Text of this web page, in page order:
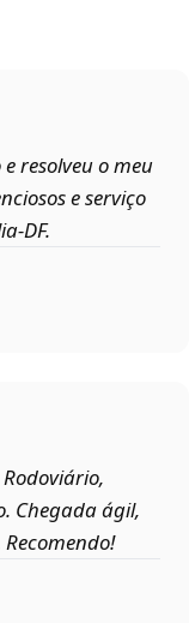
resolveu o meu
e serviço
Chegada ágil,